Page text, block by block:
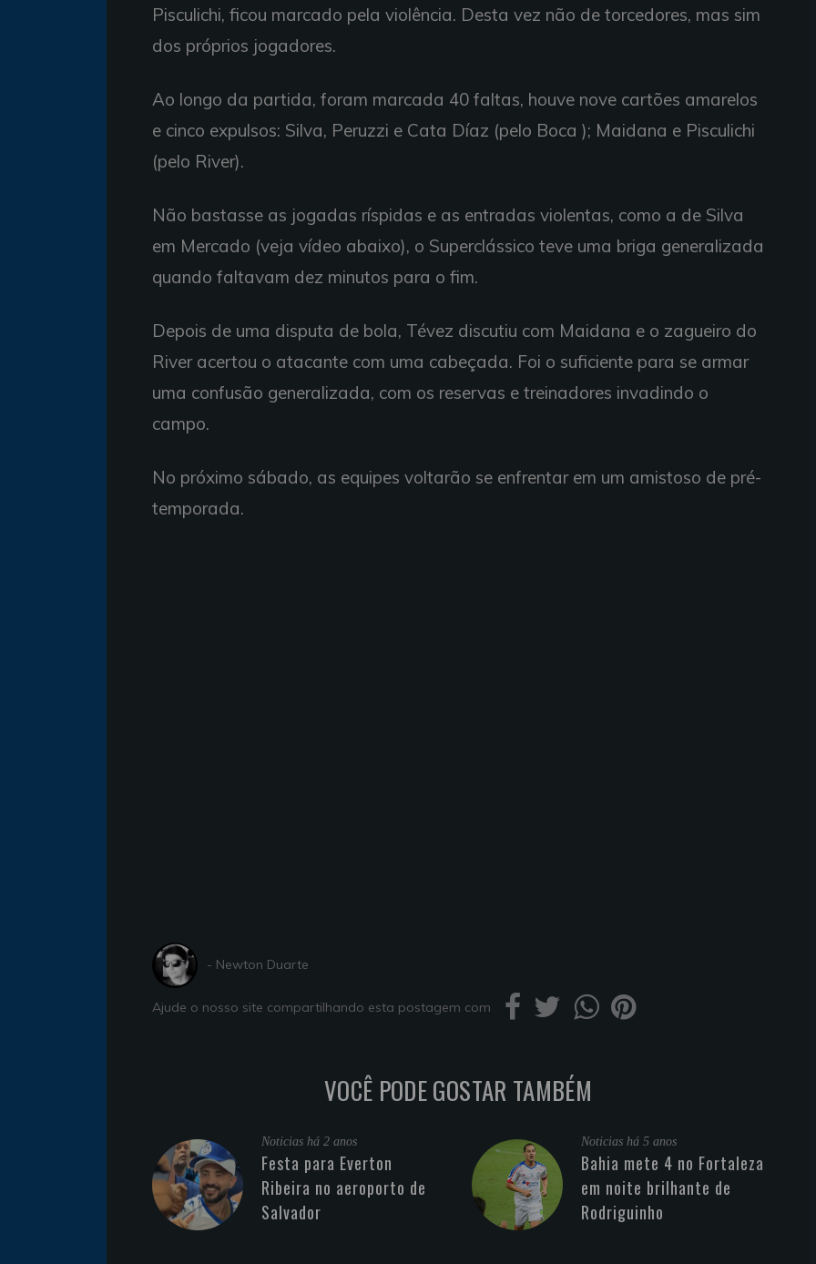
Pisculichi, ficou marcado pela violência. Desta vez não de torcedores, mas sim
dos próprios jogadores.
Ao longo da partida, foram marcada 40 faltas, houve nove cartões amarelos
e cinco expulsos: Silva, Peruzzi e Cata Díaz (pelo Boca ); Maidana e Pisculichi
(pelo River).
Não bastasse as jogadas ríspidas e as entradas violentas, como a de Silva
em Mercado (veja vídeo abaixo), o Superclássico teve uma briga generalizada
quando faltavam dez minutos para o fim.
Depois de uma disputa de bola, Tévez discutiu com Maidana e o zagueiro do
River acertou o atacante com uma cabeçada. Foi o suficiente para se armar
uma confusão generalizada, com os reservas e treinadores invadindo o
campo.
No próximo sábado, as equipes voltarão se enfrentar em um amistoso de pré-
temporada.
- Newton Duarte
Ajude o nosso site compartilhando esta postagem com
VOCÊ PODE GOSTAR TAMBÉM
Noticias há 2 anos
Festa para Everton
Ribeira no aeroporto de
Salvador
Noticias há 5 anos
Bahia mete 4 no Fortaleza
em noite brilhante de
Rodriguinho